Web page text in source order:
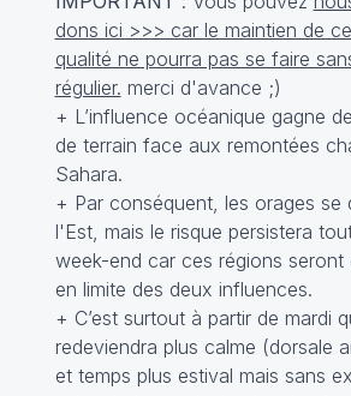
dons ici >>> car le maintien de
qualité ne pourra pas se faire
régulier. merci d'avance ;)
+ L’influence océanique gagne
de terrain face aux remontées
Sahara.
+ Par conséquent, les orages se
l'Est, mais le risque persistera
week-end car ces régions seront
en limite des deux influences.
+ C’est surtout à partir de mardi
redeviendra plus calme (dorsale
et temps plus estival mais sans